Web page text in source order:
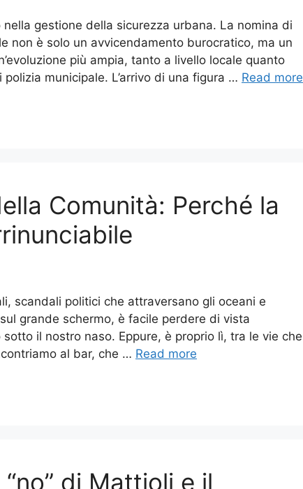
gestione della sicurezza urbana. La nomina di
non è solo un avvicendamento burocratico, ma un
più ampia, tanto a livello locale quanto
municipale. L’arrivo di una figura … Read more
Comunità: Perché la
scandali politici che attraversano gli oceani e
grande schermo, è facile perdere di vista
il nostro naso. Eppure, è proprio lì, tra le vie che
al bar, che … Read more
di Mattioli e il